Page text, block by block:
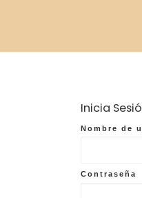
Inicia
Nombre de
Contraseña